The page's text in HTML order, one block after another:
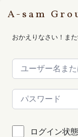
A-sam
おかえりなさい！ま
ログイン状